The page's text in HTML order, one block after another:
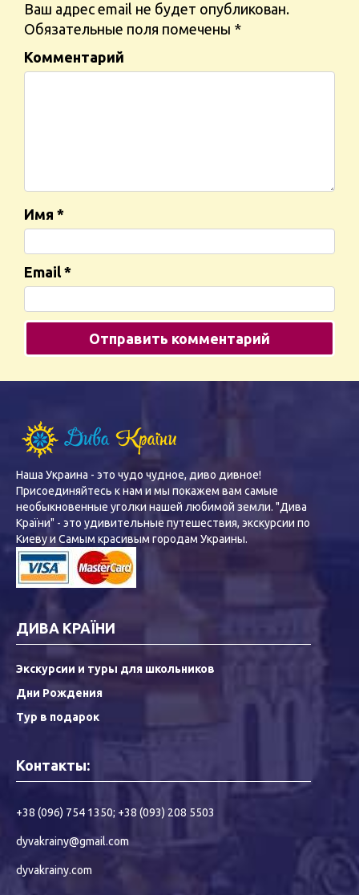
Ваш адрес email не будет опубликован.
Обязательные поля помечены *
Комментарий
Имя *
Email *
Наша Украина - это чудо чудное, диво дивное!
Присоединяйтесь к нам и мы покажем вам самые
необыкновенные уголки нашей любимой земли. "Дива
Країни" - это удивительные путешествия, экскурсии по
Киеву и Самым красивым городам Украины.
ДИВА КРАЇНИ
Экскурсии и туры для школьников
Дни Рождения
Тур в подарок
Контакты:
+38 (096) 754 1350; +38 (093) 208 5503
dyvakrainy@gmail.com
dyvakrainy.com